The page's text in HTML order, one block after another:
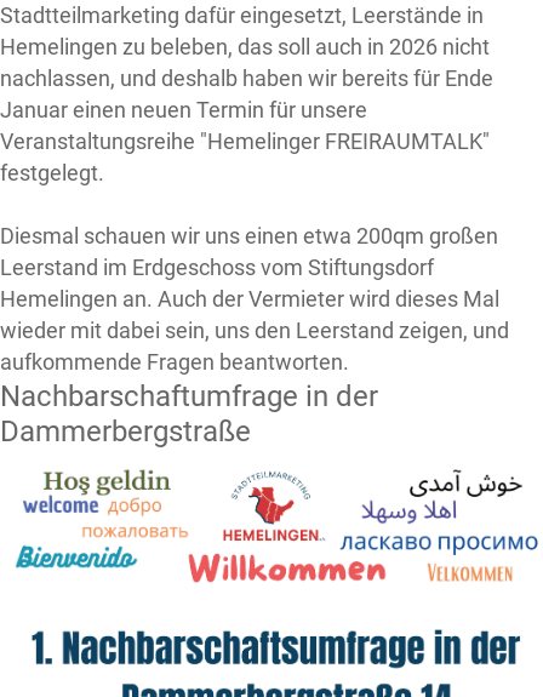
Stadtteilmarketing dafür eingesetzt, Leerstände in
Hemelingen zu beleben, das soll auch in 2026 nicht
nachlassen, und deshalb haben wir bereits für Ende
Januar einen neuen Termin für unsere
Veranstaltungsreihe "Hemelinger FREIRAUMTALK"
festgelegt.
Diesmal schauen wir uns einen etwa 200qm großen
Leerstand im Erdgeschoss vom Stiftungsdorf
Hemelingen an. Auch der Vermieter wird dieses Mal
wieder mit dabei sein, uns den Leerstand zeigen, und
aufkommende Fragen beantworten.
Nachbarschaftumfrage in der
Dammerbergstraße